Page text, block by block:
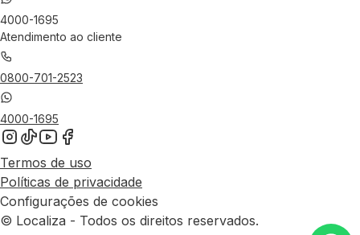
4000-1695
Atendimento ao cliente
0800-701-2523
4000-1695
Termos de uso
Políticas de privacidade
Configurações de cookies
© Localiza - Todos os direitos reservados.